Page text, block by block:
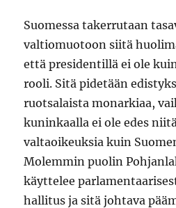
Suomessa takerrutaan
valtiomuotoon siitä
että presidentillä ei ole
rooli. Sitä pidetään
ruotsalaista monarkiaa,
kuninkaalla ei ole edes
valtaoikeuksia kuin
Molemmin puolin
käyttelee
hallitus ja sitä johtava